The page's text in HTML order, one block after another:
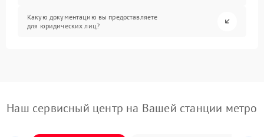
Какую документацию вы предоставляете
для юридических лиц?
Наш сервисный центр на Вашей станции метро